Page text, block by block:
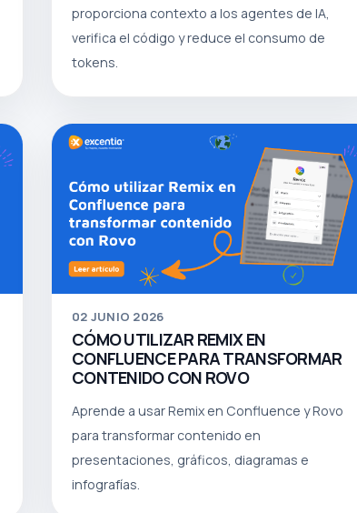
proporciona contexto a los agentes de IA,
verifica el código y reduce el consumo de
tokens.
02 JUNIO 2026
CÓMO UTILIZAR REMIX EN
CONFLUENCE PARA TRANSFORMAR
CONTENIDO CON ROVO
Aprende a usar Remix en Confluence y Rovo
para transformar contenido en
presentaciones, gráficos, diagramas e
infografías.